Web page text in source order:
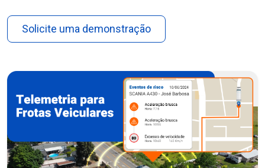
Solicite uma demonstração